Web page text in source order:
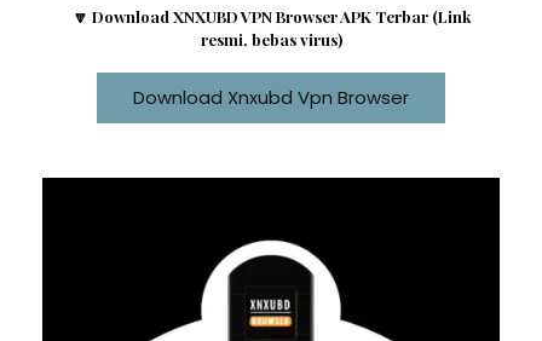
🔽 Download XNXUBD VPN Browser APK Terbar (Link
resmi, bebas virus)
Download Xnxubd Vpn Browser